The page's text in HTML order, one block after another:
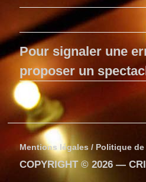
Pour signaler une
proposer un
Mentions légales / Politique
COPYRIGHT © 2026 —